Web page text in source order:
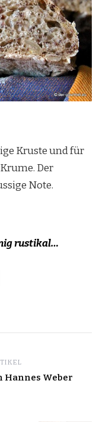
Kruste und für
Der
Note.
rustikal…
Hannes Weber